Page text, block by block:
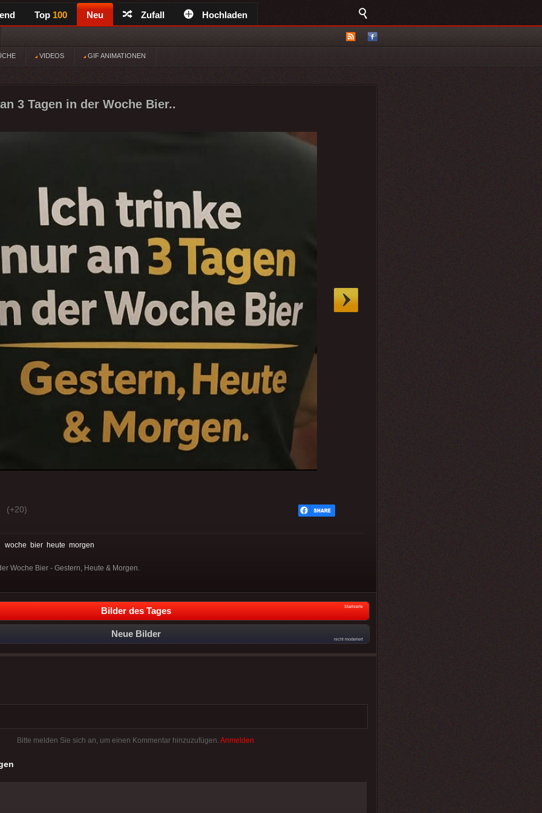
Top 100 Neu Zufall Hochladen
VIDEOS GIF ANIMATIONEN
3 Tagen in der Woche Bier..
(+20)
woche bier heute morgen
Woche Bier - Gestern, Heute & Morgen.
Bilder des Tages Startseite
Neue Bilder
nicht moderiert
Bitte melden Sie sich an, um einen Kommentar hinzuzufügen. Anmelden